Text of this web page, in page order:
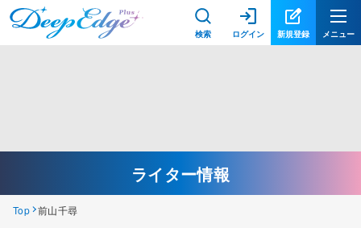
検索 ログイン 新規登録 メニュー
ライター情報
Top 前山千尋